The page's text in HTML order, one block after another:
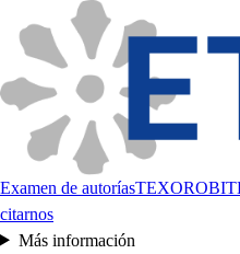
Examen de autoríasTEXORO
citarnos
Más información